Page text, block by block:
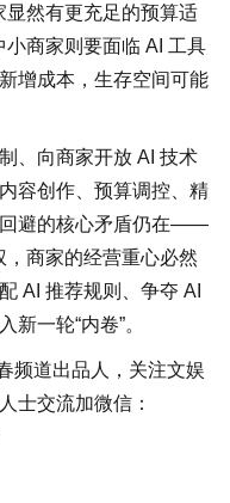
显然有更充足的预算适
商家则要面临 AI 工具
增成本，生存空间可能
、向商家开放 AI 技术
容创作、预算调控、精
回避的核心矛盾仍在——
商家的经营重心必然
AI 推荐规则、争夺 AI
一轮“内卷”。
频道出品人，关注文娱
士交流加微信：